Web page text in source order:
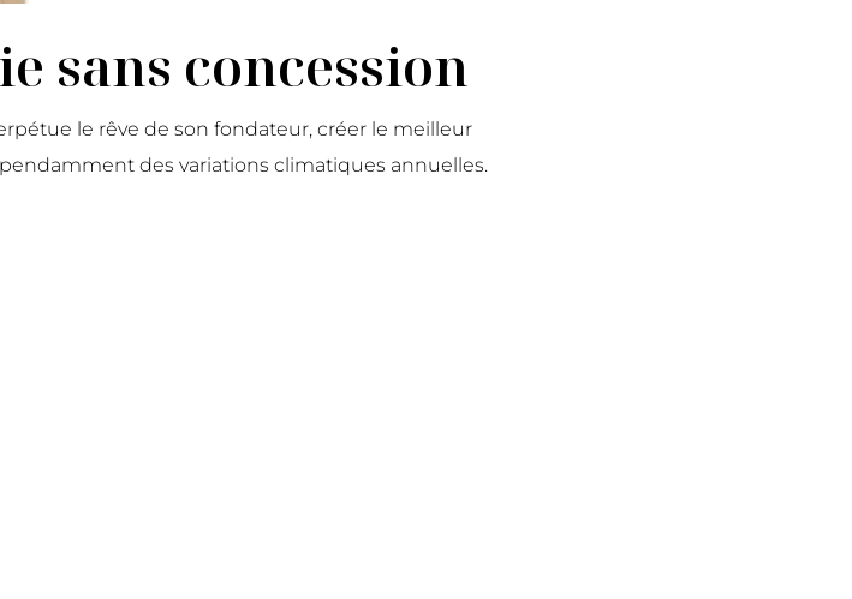
sans concession
le rêve de son fondateur, créer le meilleur
des variations climatiques annuelles.